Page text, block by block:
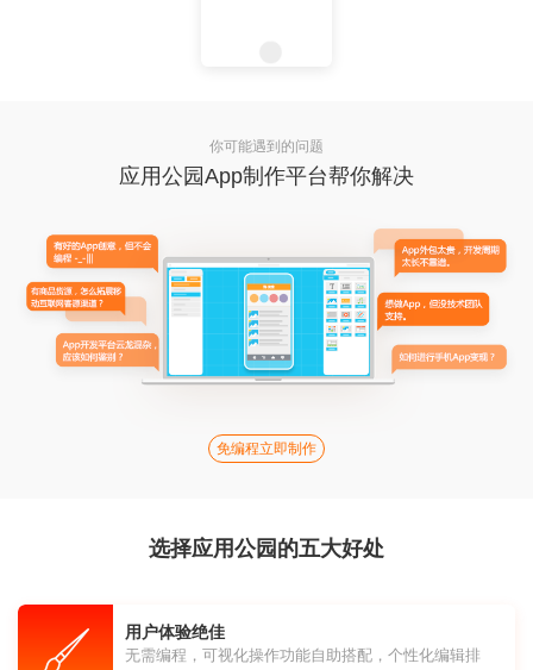
你可能遇到的问题
应用公园App制作平台帮你解决
免编程立即制作
选择应用公园的五大好处
用户体验绝佳
无需编程，可视化操作功能自助搭配，个性化编辑排